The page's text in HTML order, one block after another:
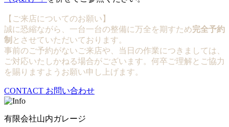
【ご来店についてのお願い】
誠に恐縮ながら、一台一台の整備に万全を期すため完全予約
制 とさせていただいております。
事前のご予約がないご来店や、当日の作業につきましては、
ご対応いたしかねる場合がございます。何卒ご理解とご協力
を賜りますようお願い申し上げます。
CONTACT お問い合わせ
有限会社山内ガレージ